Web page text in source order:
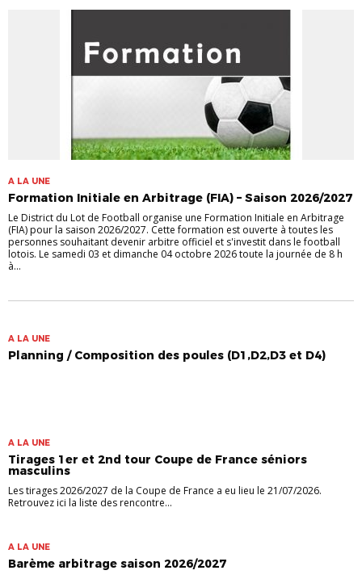
A LA UNE
Formation Initiale en Arbitrage (FIA) – Saison 2026/2027
Le District du Lot de Football organise une Formation Initiale en Arbitrage
(FIA) pour la saison 2026/2027. Cette formation est ouverte à toutes les
personnes souhaitant devenir arbitre officiel et s'investit dans le football
lotois. Le samedi 03 et dimanche 04 octobre 2026 toute la journée de 8 h
à...
A LA UNE
Planning / Composition des poules (D1,D2,D3 et D4)
A LA UNE
Tirages 1er et 2nd tour Coupe de France séniors
masculins
Les tirages 2026/2027 de la Coupe de France a eu lieu le 21/07/2026.
Retrouvez ici la liste des rencontre...
A LA UNE
Barème arbitrage saison 2026/2027